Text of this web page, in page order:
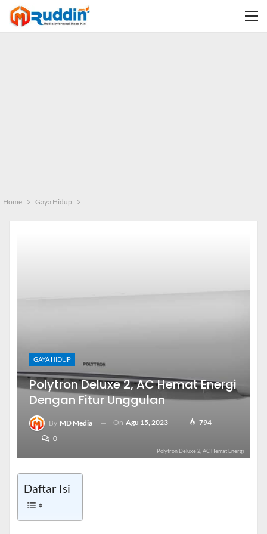
Home Gaya Hidup
GAYA HIDUP
Polytron Deluxe 2, AC Hemat Energi
Dengan Fitur Unggulan
By MD Media On Agu 15, 2023
794
0
Polytron Deluxe 2, AC Hemat Energi
Daftar Isi